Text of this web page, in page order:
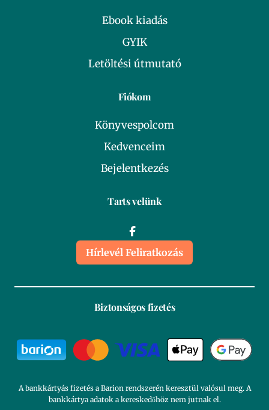
Ebook kiadás
GYIK
Letöltési útmutató
Fiókom
Könyvespolcom
Kedvenceim
Bejelentkezés
Tarts velünk
Hírlevél Feliratkozás
Biztonságos fizetés
A bankkártyás fizetés a Barion rendszerén keresztül valósul meg. A
bankkártya adatok a kereskedőhöz nem jutnak el.